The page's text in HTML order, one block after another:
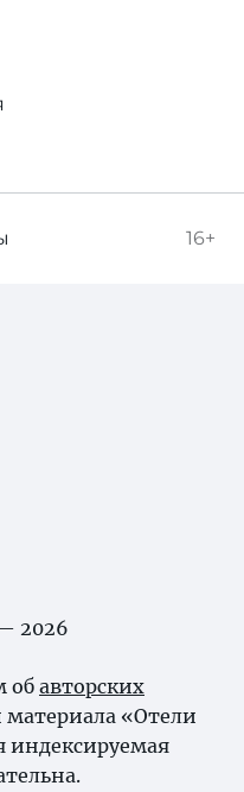
16+
2026
об авторских
«Отели
индексируемая